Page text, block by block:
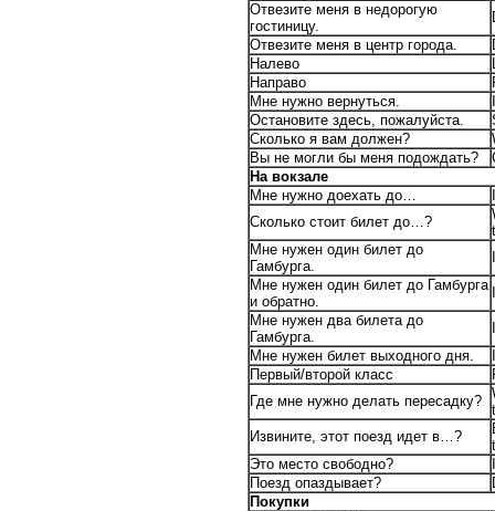
Отвезите меня в недорогую
гостиницу.
Отвезите меня в центр города.
Налево
Направо
Мне нужно вернуться.
Остановите здесь, пожалуйста.
Сколько я вам должен?
Вы не могли бы меня подождать?
На вокзале
Мне нужно доехать до…
Сколько стоит билет до…?
Мне нужен один билет до
Гамбурга.
Мне нужен один билет до Гамбурга
и обратно.
Мне нужен два билета до
Гамбурга.
Мне нужен билет выходного дня.
Первый/второй класс
Где мне нужно делать пересадку?
Извините, этот поезд идет в…?
Это место свободно?
Поезд опаздывает?
Покупки